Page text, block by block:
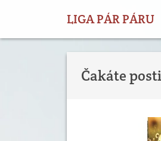
LIGA PÁR PÁRU
Čakáte